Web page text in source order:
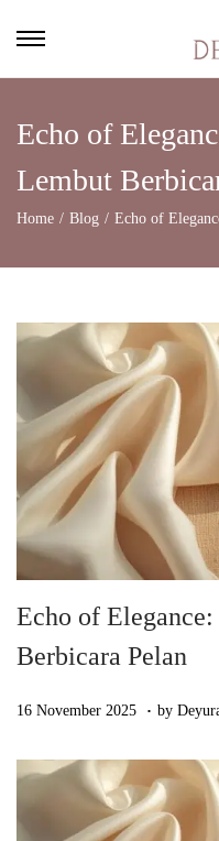
Echo of
Lembut
Home / Blog / Echo of
Echo of
Berbicara Pelan
Posted on
16 November 2025
1
o
v
. by